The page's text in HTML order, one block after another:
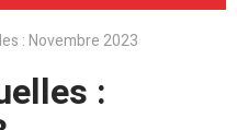
: Novembre 2023
: